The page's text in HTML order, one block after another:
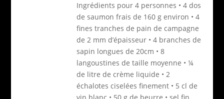
Ingrédients pour 4 personnes • 4 dos
de saumon frais de 160 g environ • 4
fines tranches de pain de campagne
de 2 mm d’épaisseur • 4 branches de
sapin longues de 20cm • 8
langoustines de taille moyenne • ¼
de litre de crème liquide • 2
échalotes ciselées finement • 5 cl de
vin blanc • 50 g de beurre • sel fin